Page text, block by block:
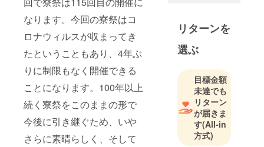
なります。今回の寮祭はコ
ロナウィルスが収まってき
たということもあり、4年ぶ
りに制限もなく開催できる
ことになります。100年以上
続く寮祭をこのままの形で
今後に引き継ぐため、いや
さらに素晴らしく、そして
リターンを
選ぶ
目標金額
未達でも
リターン
が届きま
す(All-in
方式)